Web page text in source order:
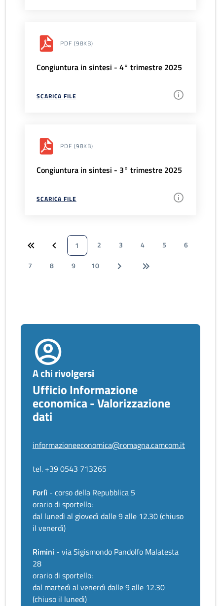
PDF (98KB)
Congiuntura in sintesi - 4° trimestre 2025
SCARICA FILE
PDF (98KB)
Congiuntura in sintesi - 3° trimestre 2025
SCARICA FILE
1 2 3 4 5
6
7
8 9 10
A chi rivolgersi
Ufficio Informazione
economica - Valorizzazione
dati
informazioneeconomica@romagna.camcom.it
tel. +39 0543 713265
Forlì - corso della Repubblica 5
orario di sportello:
dal lunedì al giovedì dalle 9 alle 12.30 (chiuso
il venerdì)
Rimini - via Sigismondo Pandolfo Malatesta
28
orario di sportello:
dal martedì al venerdì dalle 9 alle 12.30
(chiuso il lunedì)